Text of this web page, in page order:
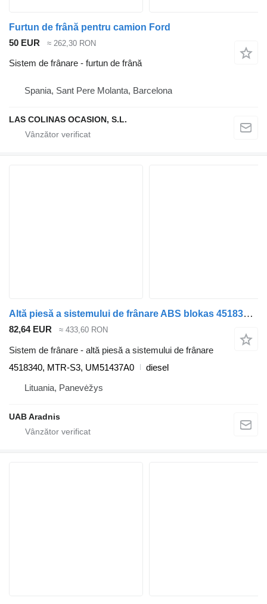
Furtun de frână pentru camion Ford
50 EUR
≈ 262,30 RON
Sistem de frânare - furtun de frână
Spania, Sant Pere Molanta, Barcelona
LAS COLINAS OCASION, S.L.
Altă piesă a sistemului de frânare ABS blokas 4518340 pentru automobil Ford RANGER 2.5 TD
82,64 EUR ≈ 433,60 RON
Sistem de frânare - altă piesă a sistemului de frânare
4518340, MTR-S3, UM51437A0
diesel
Lituania, Panevėžys
UAB Aradnis